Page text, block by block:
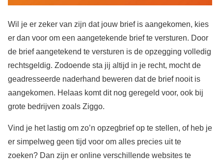
Wil je er zeker van zijn dat jouw brief is aangekomen, kies
er dan voor om een aangetekende brief te versturen. Door
de brief aangetekend te versturen is de opzegging volledig
rechtsgeldig. Zodoende sta jij altijd in je recht, mocht de
geadresseerde naderhand beweren dat de brief nooit is
aangekomen. Helaas komt dit nog geregeld voor, ook bij
grote bedrijven zoals Ziggo.
Vind je het lastig om zo’n opzegbrief op te stellen, of heb je
er simpelweg geen tijd voor om alles precies uit te
zoeken? Dan zijn er online verschillende websites te